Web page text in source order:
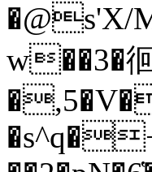
�@s'X/
w��3�